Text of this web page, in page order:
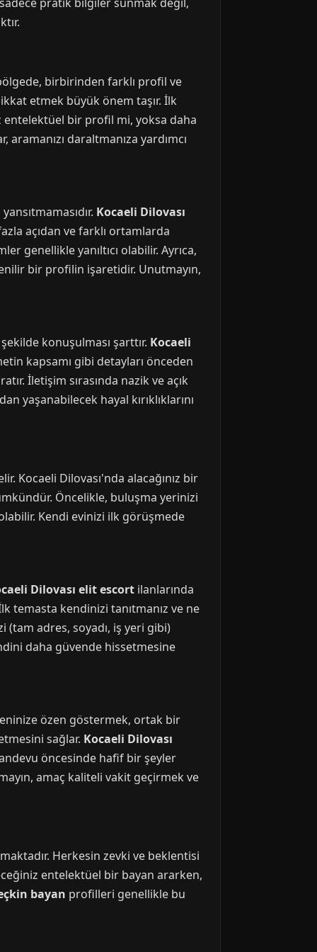
birbirinden farklı profil ve
etmek büyük önem taşır. İlk
entelektüel bir profil mi, yoksa daha
daraltmanıza yardımcı
Kocaeli Dilovası
açıdan ve farklı ortamlarda
genellikle yanıltıcı olabilir. Ayrıca,
bir profilin işaretidir. Unutmayın,
konuşulması şarttır. Kocaeli
kapsamı gibi detayları önceden
İletişim sırasında nazik ve açık
yaşanabilecek hayal kırıklıklarını
Kocaeli Dilovası'nda alacağınız bir
Öncelikle, buluşma yerinizi
Kendi evinizi ilk görüşmede
Dilovası elit escort ilanlarında
temasta kendinizi tanıtmanız ve ne
(tam adres, soyadı, iş yeri gibi)
daha güvende hissetmesine
özen göstermek, ortak bir
sağlar. Kocaeli Dilovası
öncesinde hafif bir şeyler
amaç kaliteli vakit geçirmek ve
Herkesin zevki ve beklentisi
entelektüel bir bayan ararken,
bayan profilleri genellikle bu